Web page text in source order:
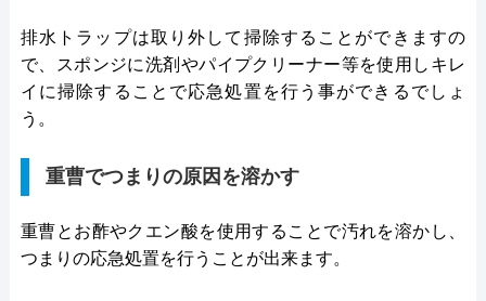
排水トラップは取り外して掃除することができますの
で、スポンジに洗剤やパイプクリーナー等を使用しキレ
イに掃除することで応急処置を行う事ができるでしょ
う。
重曹でつまりの原因を溶かす
重曹とお酢やクエン酸を使用することで汚れを溶かし、
つまりの応急処置を行うことが出来ます。